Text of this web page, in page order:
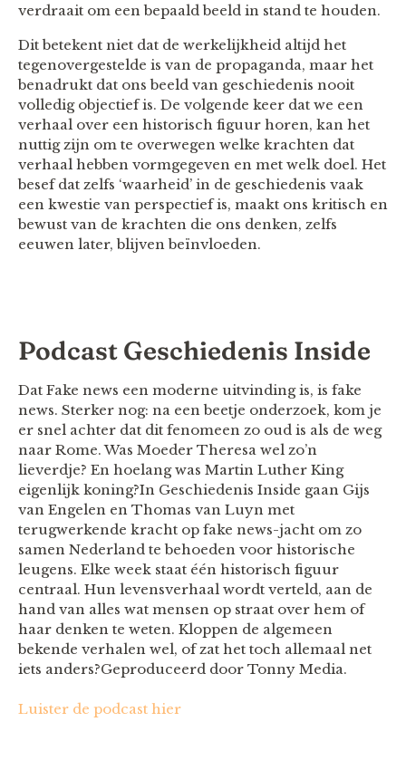
verdraait om een bepaald beeld in stand te houden.
Dit betekent niet dat de werkelijkheid altijd het
tegenovergestelde is van de propaganda, maar het
benadrukt dat ons beeld van geschiedenis nooit
volledig objectief is. De volgende keer dat we een
verhaal over een historisch figuur horen, kan het
nuttig zijn om te overwegen welke krachten dat
verhaal hebben vormgegeven en met welk doel. Het
besef dat zelfs ‘waarheid’ in de geschiedenis vaak
een kwestie van perspectief is, maakt ons kritisch en
bewust van de krachten die ons denken, zelfs
eeuwen later, blijven beïnvloeden.
Podcast Geschiedenis Inside
Dat Fake news een moderne uitvinding is, is fake
news. Sterker nog: na een beetje onderzoek, kom je
er snel achter dat dit fenomeen zo oud is als de weg
naar Rome. Was Moeder Theresa wel zo’n
lieverdje? En hoelang was Martin Luther King
eigenlijk koning?In Geschiedenis Inside gaan Gijs
van Engelen en Thomas van Luyn met
terugwerkende kracht op fake news-jacht om zo
samen Nederland te behoeden voor historische
leugens. Elke week staat één historisch figuur
centraal. Hun levensverhaal wordt verteld, aan de
hand van alles wat mensen op straat over hem of
haar denken te weten. Kloppen de algemeen
bekende verhalen wel, of zat het toch allemaal net
iets anders?Geproduceerd door Tonny Media.
Luister de podcast hier